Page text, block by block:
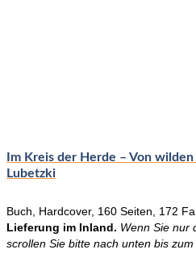
Im Kreis der Herde – Von
Lubetzki
Buch, Hardcover, 160 Seiten, 172
Lieferung im Inland. Wenn Sie nur
scrollen Sie bitte nach unten bis zum